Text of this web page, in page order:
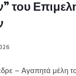
του
– Αγαπητά μέλη